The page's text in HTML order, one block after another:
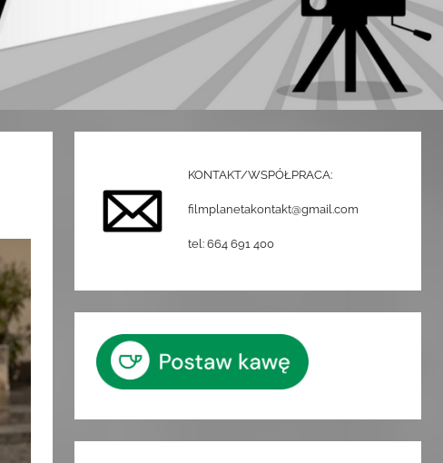
KONTAKT/WSPÓŁPRACA:
filmplanetakontakt@gmail.com
tel: 664 691 400